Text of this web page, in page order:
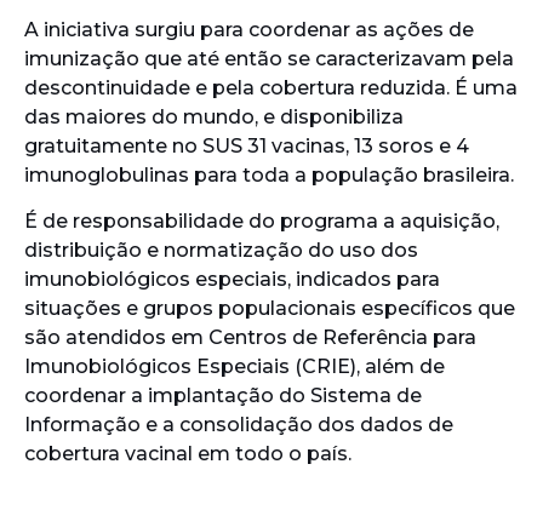
A iniciativa surgiu para coordenar as ações de
imunização que até então se caracterizavam pela
descontinuidade e pela cobertura reduzida. É uma
das maiores do mundo, e disponibiliza
gratuitamente no SUS 31 vacinas, 13 soros e 4
imunoglobulinas para toda a população brasileira.
É de responsabilidade do programa a aquisição,
distribuição e normatização do uso dos
imunobiológicos especiais, indicados para
situações e grupos populacionais específicos que
são atendidos em Centros de Referência para
Imunobiológicos Especiais (CRIE), além de
coordenar a implantação do Sistema de
Informação e a consolidação dos dados de
cobertura vacinal em todo o país.